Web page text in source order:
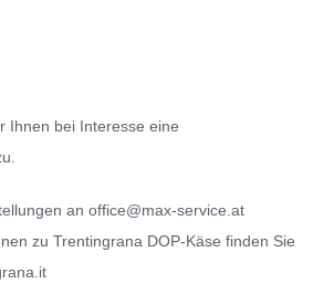
Ihnen bei Interesse eine
an office@max-service.at
zu Trentingrana DOP-Käse finden Sie